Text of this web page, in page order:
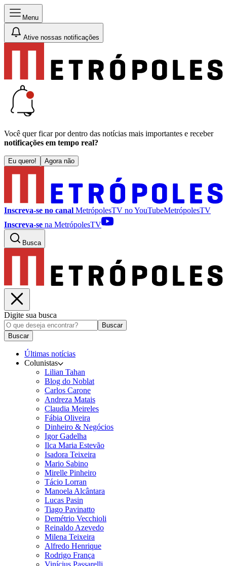
Menu
Ative nossas notificações
Você quer ficar por dentro das notícias mais importantes e receber
notificações em tempo real?
Eu quero! Agora não
Inscreva-se no canal MetrópolesTV noYouTubeMetrópolesTV
Inscreva-se na MetrópolesTV
Busca
Digite sua busca
Buscar
Buscar
Últimas notícias
Colunistas
Lilian Tahan
Blog do Noblat
Carlos Carone
Andreza Matais
Claudia Meireles
Fábia Oliveira
Dinheiro & Negócios
Igor Gadelha
Ilca Maria Estevão
Isadora Teixeira
Mario Sabino
Mirelle Pinheiro
Tácio Lorran
Manoela Alcântara
Lucas Pasin
Tiago Pavinatto
Demétrio Vecchioli
Reinaldo Azevedo
Milena Teixeira
Alfredo Henrique
Rodrigo França
Vinícius Passarelli